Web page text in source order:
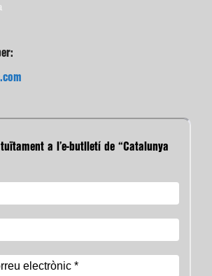
a l’e-butlletí de “Catalunya